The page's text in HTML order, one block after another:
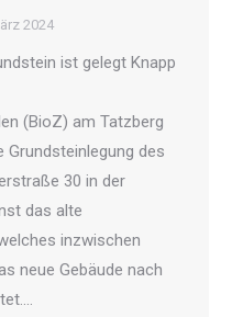
2024
ist gelegt Knapp
(BioZ) am Tatzberg
des
30 in der
das alte
inzwischen
neue Gebäude nach